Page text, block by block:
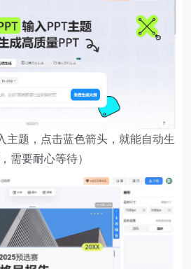
主题，点击蓝色箭头，就能自动生
需要耐心等待）